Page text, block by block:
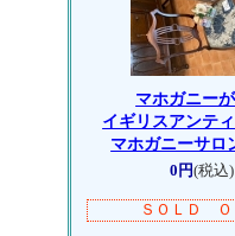
マホガニー
イギリスアンテ
マホガニーサロ
0円(税込)
ＳＯＬＤ Ｏ